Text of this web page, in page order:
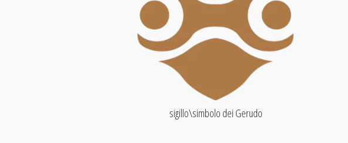
sigillo\simbolo dei Gerudo